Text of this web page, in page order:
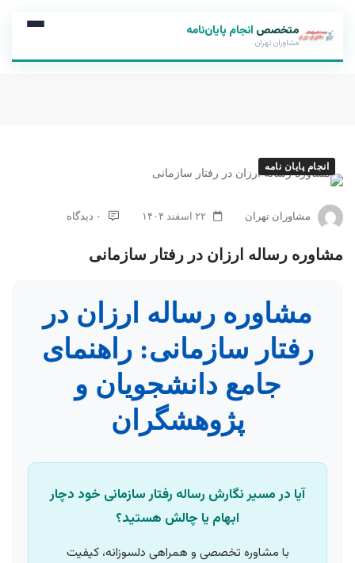
متخصص انجام پایان‌نامه
مشاوران تهران
انجام پایان نامه
مشاوران تهران ۲۲ اسفند ۱۴۰۴ ۰ دیدگاه
مشاوره رساله ارزان در رفتار سازمانی
مشاوره رساله ارزان در
رفتار سازمانی: راهنمای
جامع دانشجویان و
پژوهشگران
آیا در مسیر نگارش رساله رفتار سازمانی خود دچار
ابهام یا چالش هستید؟
با مشاوره تخصصی و همراهی دلسوزانه، کیفیت